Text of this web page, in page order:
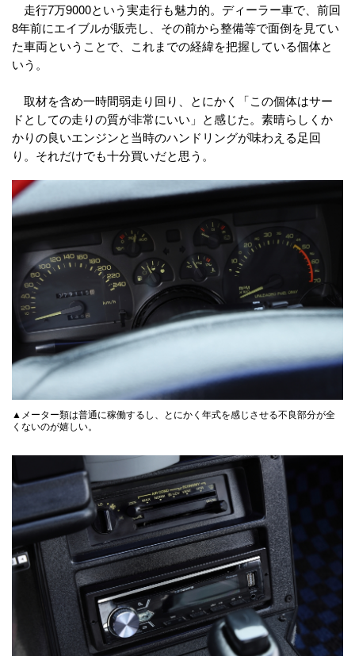
走行7万9000という実走行も魅力的。ディーラー車で、前回
8年前にエイブルが販売し、その前から整備等で面倒を見てい
た車両ということで、これまでの経緯を把握している個体と
いう。
取材を含め一時間弱走り回り、とにかく「この個体はサー
ドとしての走りの質が非常にいい」と感じた。素晴らしくか
かりの良いエンジンと当時のハンドリングが味わえる足回
り。それだけでも十分買いだと思う。
▲メーター類は普通に稼働するし、とにかく年式を感じさせる不良部分が全
くないのが嬉しい。